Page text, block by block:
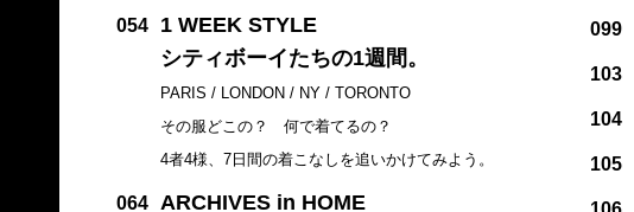
054
1 WEEK STYLE
シティボーイたちの1週間。
PARIS / LONDON / NY / TORONTO
その服どこの？ 何で着てるの？
4者4様、7日間の着こなしを追いかけてみよう。
064
ARCHIVES in HOME
099
103
104
105